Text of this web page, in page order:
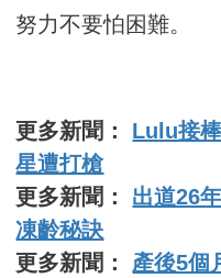
努力不要怕困難。
更多新聞： Lulu接
星遭打槍
更多新聞： 出道26
凍齡秘訣
更多新聞： 產後5個